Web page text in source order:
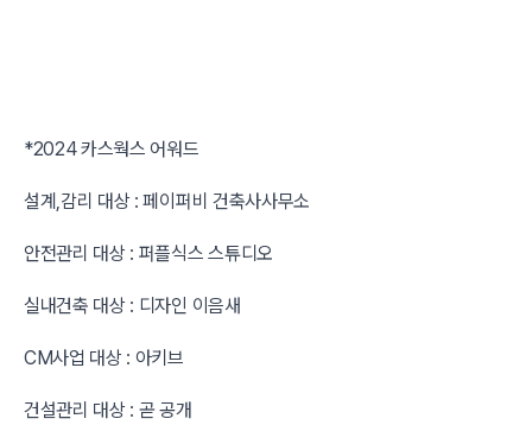
*2024 카스웍스 어워드
설계,감리 대상 : 페이퍼비 건축사사무소
안전관리 대상 : 퍼플식스 스튜디오
실내건축 대상 : 디자인 이음새
CM사업 대상 : 아키브
건설관리 대상 : 곧 공개